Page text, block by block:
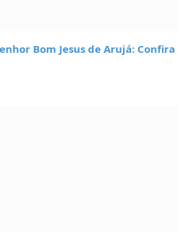
Bom Jesus de Arujá: Confira